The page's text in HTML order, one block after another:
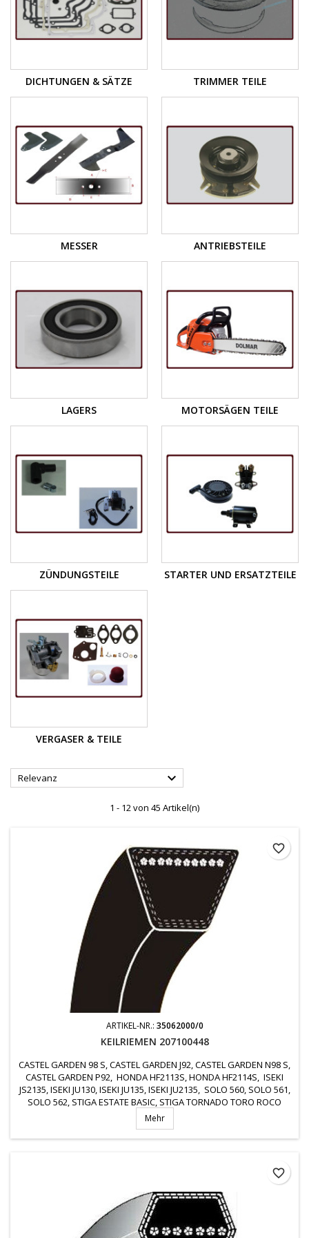
DICHTUNGEN & SÄTZE TRIMMER TEILE
MESSER ANTRIEBSTEILE
LAGERS MOTORSÄGEN TEILE
ZÜNDUNGSTEILE STARTER UND ERSATZTEILE
VERGASER & TEILE
Relevanz 
1 - 12 von 45 Artikel(n)
ARTIKEL-NR.: 35062000/0
KEILRIEMEN 207100448
CASTEL GARDEN 98 S, CASTEL GARDEN J92, CASTEL GARDEN N98 S,
CASTEL GARDEN P92, HONDA HF2113S, HONDA HF2114S, ISEKI
JS2135, ISEKI JU130, ISEKI JU135, ISEKI JU2135, SOLO 560, SOLO 561,
SOLO 562, STIGA ESTATE BASIC, STIGA TORNADO TORO ROCO
MAXICUT 92, 135062000/1, 35062000/0, 350620001
Mehr
favorite_border
favorite_border